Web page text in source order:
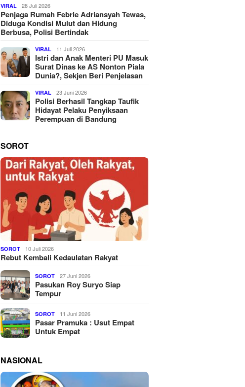
VIRAL 28 Juli 2026
Penjaga Rumah Febrie Adriansyah Tewas,
Diduga Kondisi Mulut dan Hidung
Berbusa, Polisi Bertindak
VIRAL 11 Juli 2026
Istri dan Anak Menteri PU Masuk
Surat Dinas ke AS Nonton Piala
Dunia?, Sekjen Beri Penjelasan
VIRAL 23 Juni 2026
Polisi Berhasil Tangkap Taufik
Hidayat Pelaku Penyiksaan
Perempuan di Bandung
SOROT
SOROT 10 Juli 2026
Rebut Kembali Kedaulatan Rakyat
SOROT 27 Juni 2026
Pasukan Roy Suryo Siap
Tempur
SOROT 11 Juni 2026
Pasar Pramuka : Usut Empat
Untuk Empat
NASIONAL